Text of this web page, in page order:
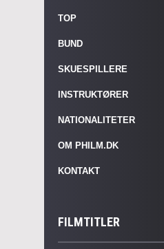
TOP
BUND
SKUESPILLERE
INSTRUKTØRER
NATIONALITETER
OM PHILM.DK
KONTAKT
FILMTITLER